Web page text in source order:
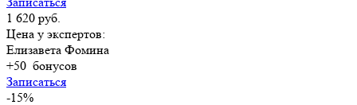
1 620 руб.
Цена у экспертов:
Елизавета Фомина
+50 бонусов
Записаться
-15%